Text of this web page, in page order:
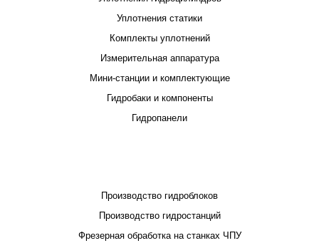
Уплотнения статики
Комплекты уплотнений
Измерительная аппаратура
Мини-станции и комплектующие
Гидробаки и компоненты
Гидропанели
Производство гидроблоков
Производство гидростанций
Фрезерная обработка на станках ЧПУ